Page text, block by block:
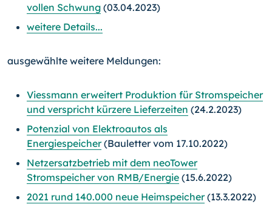
vollen Schwung (03.04.2023)
weitere Details...
ausgewählte weitere Meldungen:
Viessmann erweitert Produktion für Stromspeicher
und verspricht kürzere Lieferzeiten (24.2.2023)
Potenzial von Elektroautos als
Energiespeicher(Bauletter vom 17.10.2022)
Netzersatzbetrieb mit dem neoTower
Stromspeicher von RMB/Energie (15.6.2022)
2021 rund 140.000 neue Heimspeicher(13.3.2022)